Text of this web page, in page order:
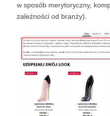
w sposób merytoryczny,
zależności od branży).